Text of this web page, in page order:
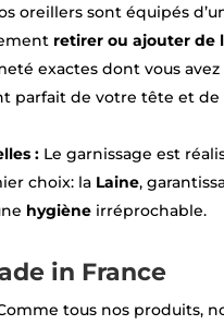
oreillers sont équipés
retirer ou ajouter de
exactes dont vous avez
parfait de votre tête et
:Le garnissage est
choix: la Laine,
hygièneirréprochable.
in France
tous nos produits,